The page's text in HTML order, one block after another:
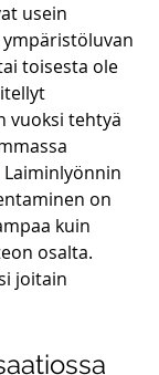
usein
toisesta ole
vuoksi tehtyä
Laiminlyönnin
on
kuin
osalta.
joitain